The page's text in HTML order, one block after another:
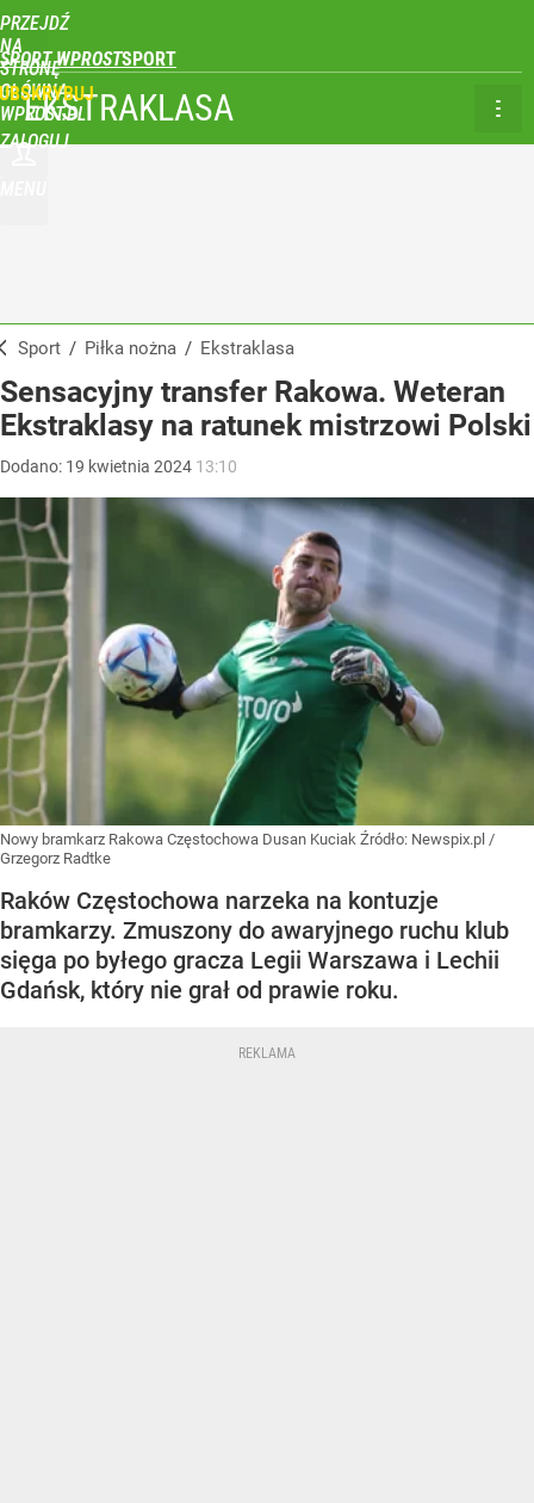
PRZEJDŹ
NA
STRONĘ
GŁÓWNĄ
WPROST.PL
SPORT WPROST
ZALOGUJ
EKSTRAKLASA
Sport / Piłka nożna / Ekstraklasa
Sensacyjny transfer Rakowa. Weteran
Ekstraklasy na ratunek mistrzowi Polski
Dodano: 19 kwietnia 2024 13:10
Nowy bramkarz Rakowa Częstochowa Dusan Kuciak Źródło: Newspix.pl /
Grzegorz Radtke
Raków Częstochowa narzeka na kontuzje
bramkarzy. Zmuszony do awaryjnego ruchu klub
sięga po byłego gracza Legii Warszawa i Lechii
Gdańsk, który nie grał od prawie roku.